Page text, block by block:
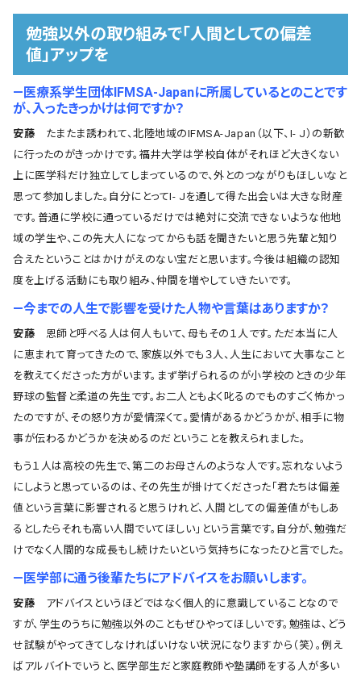
勉強以外の取り組みで「人間としての偏差
値」アップを
―医療系学生団体IFMSA-Japanに所属しているとのことです
が、入ったきっかけは何ですか？
安藤 たまたま誘われて、北陸地域のIFMSA-Japan（以下、I- J）の新歓
に行ったのがきっかけです。福井大学は学校自体がそれほど大きくない
上に医学科だけ独立してしまっているので、外とのつながりもほしいなと
思って参加しました。自分にとってI- Jを通して得た出会いは大きな財産
です。普通に学校に通っているだけでは絶対に交流できないような他地
域の学生や、この先大人になってからも話を聞きたいと思う先輩と知り
合えたということはかけがえのない宝だと思います。今後は組織の認知
度を上げる活動にも取り組み、仲間を増やしていきたいです。
―今までの人生で影響を受けた人物や言葉はありますか？
安藤 恩師と呼べる人は何人もいて、母もその１人です。ただ本当に人
に恵まれて育ってきたので、家族以外でも３人、人生において大事なこと
を教えてくださった方がいます。まず挙げられるのが小学校のときの少年
野球の監督と柔道の先生です。お二人ともよく叱るのでものすごく怖かっ
たのですが、その怒り方が愛情深くて。愛情があるかどうかが、相手に物
事が伝わるかどうかを決めるのだということを教えられました。
もう１人は高校の先生で、第二のお母さんのような人です。忘れないよう
にしようと思っているのは、その先生が掛けてくださった「君たちは偏差
値という言葉に影響されると思うけれど、人間としての偏差値がもしあ
るとしたらそれも高い人間でいてほしい」という言葉です。自分が、勉強だ
けでなく人間的な成長もし続けたいという気持ちになったひと言でした。
―医学部に通う後輩たちにアドバイスをお願いします。
安藤 アドバイスというほどではなく個人的に意識していることなので
すが、学生のうちに勉強以外のこともぜひやってほしいです。勉強は、どう
せ試験がやってきてしなければいけない状況になりますから（笑）。例え
ばアルバイトでいうと、医学部生だと家庭教師や塾講師をする人が多い